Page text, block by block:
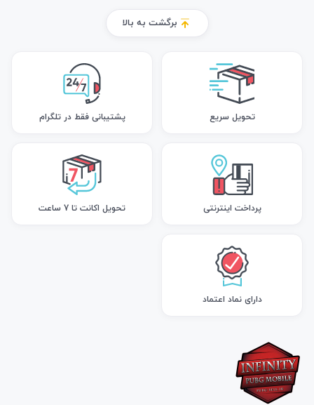
برگشت به بالا
تحویل سریع پشتیبانی فقط در تلگرام
پرداخت اینترنتی تحویل اکانت تا 7 ساعت
دارای نماد اعتماد